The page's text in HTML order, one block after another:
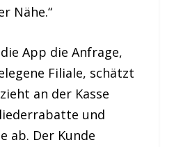
Nähe.“
App die Anfrage,
Filiale, schätzt
an der Kasse
und
ab. Der Kunde